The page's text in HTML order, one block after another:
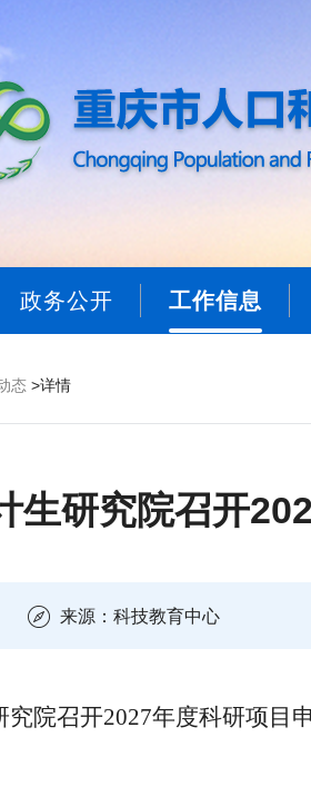
政务公开 工作信息
态 >详情
生研究院召开
来源：科技教育中心
究院召开2027年度科研项目